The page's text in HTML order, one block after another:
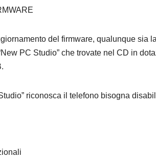
del firmware, qualunque sia
PC Studio” che trovate nel CD in
riconosca il telefono bisogna